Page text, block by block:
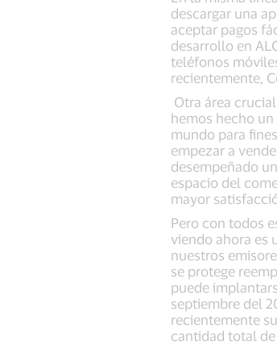
descargar una
aceptar pagos
desarrollo en
teléfonos
recientemente,
Otra área
hemos hecho
mundo para
empezar a
desempeñado
espacio del
mayor
Pero con todos
viendo ahora es
nuestros
se protege
puede
septiembre del
recientemente
cantidad total